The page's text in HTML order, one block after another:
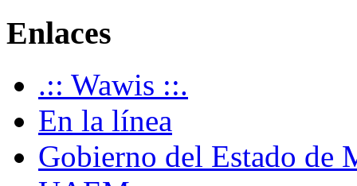
Enlaces
.:: Wawis ::.
En la línea
Gobierno del Estado de